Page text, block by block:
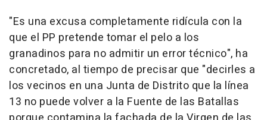
"Es una excusa completamente ridícula con la
que el PP pretende tomar el pelo a los
granadinos para no admitir un error técnico", ha
concretado, al tiempo de precisar que "decirles a
los vecinos en una Junta de Distrito que la línea
13 no puede volver a la Fuente de las Batallas